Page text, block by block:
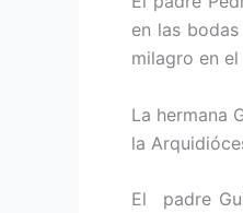
en las
milagro en
La hermana
la
El padre